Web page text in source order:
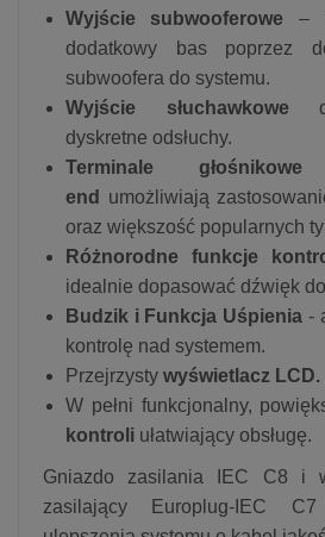
Wyjście subwooferowe –
dodatkowy bas poprzez
subwoofera do systemu.
Wyjście słuchawkowe
dyskretne odsłuchy.
Terminale
end umożliwiają
oraz większość popularnych
Różnorodne funkcje
idealnie dopasować dźwięk
Budzik i Funkcja Uśpienia -
kontrolę nad systemem.
Przejrzysty wyświetlacz LCD.
W pełni funkcjonalny,
kontroli ułatwiający obsługę.
Gniazdo zasilania IEC C8 i
zasilający Europlug-IEC